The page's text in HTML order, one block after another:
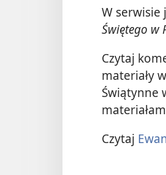
W serwisie
Świętego w
Czytaj
materiały
Świątynne
Czytaj